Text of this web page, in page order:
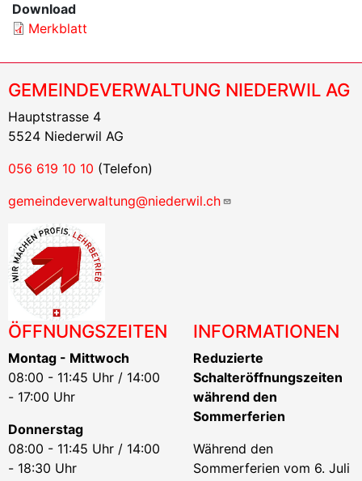
Download
Merkblatt
GEMEINDEVERWALTUNG NIEDERWIL AG
Hauptstrasse 4
5524 Niederwil AG
056 619 10 10 (Telefon)
gemeindeverwaltung@niederwil.ch
ÖFFNUNGSZEITEN
Montag - Mittwoch
08:00 - 11:45 Uhr / 14:00
- 17:00 Uhr
Donnerstag
08:00 - 11:45 Uhr / 14:00
- 18:30 Uhr
INFORMATIONEN
Reduzierte
Schalteröffnungszeiten
während den
Sommerferien
Während den
Sommerferien vom 6. Juli